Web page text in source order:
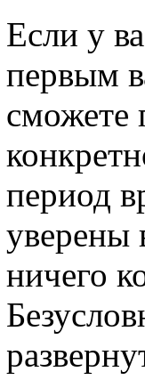
Если у
первым
сможете
период
уверены
ничего